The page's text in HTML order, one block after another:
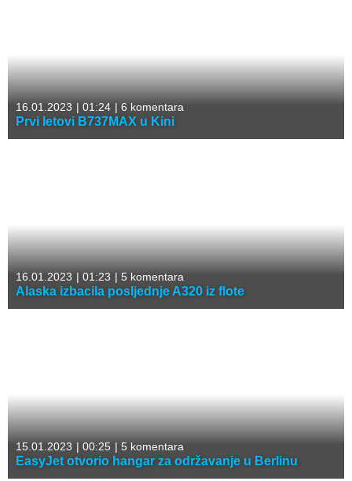
16.01.2023 | 01:24 | 6 komentara
Prvi letovi B737MAX u Kini
16.01.2023 | 01:23 | 5 komentara
Alaska izbacila posljednje A320 iz flote
15.01.2023 | 00:25 | 5 komentara
EasyJet otvorio hangar za održavanje u Berlinu